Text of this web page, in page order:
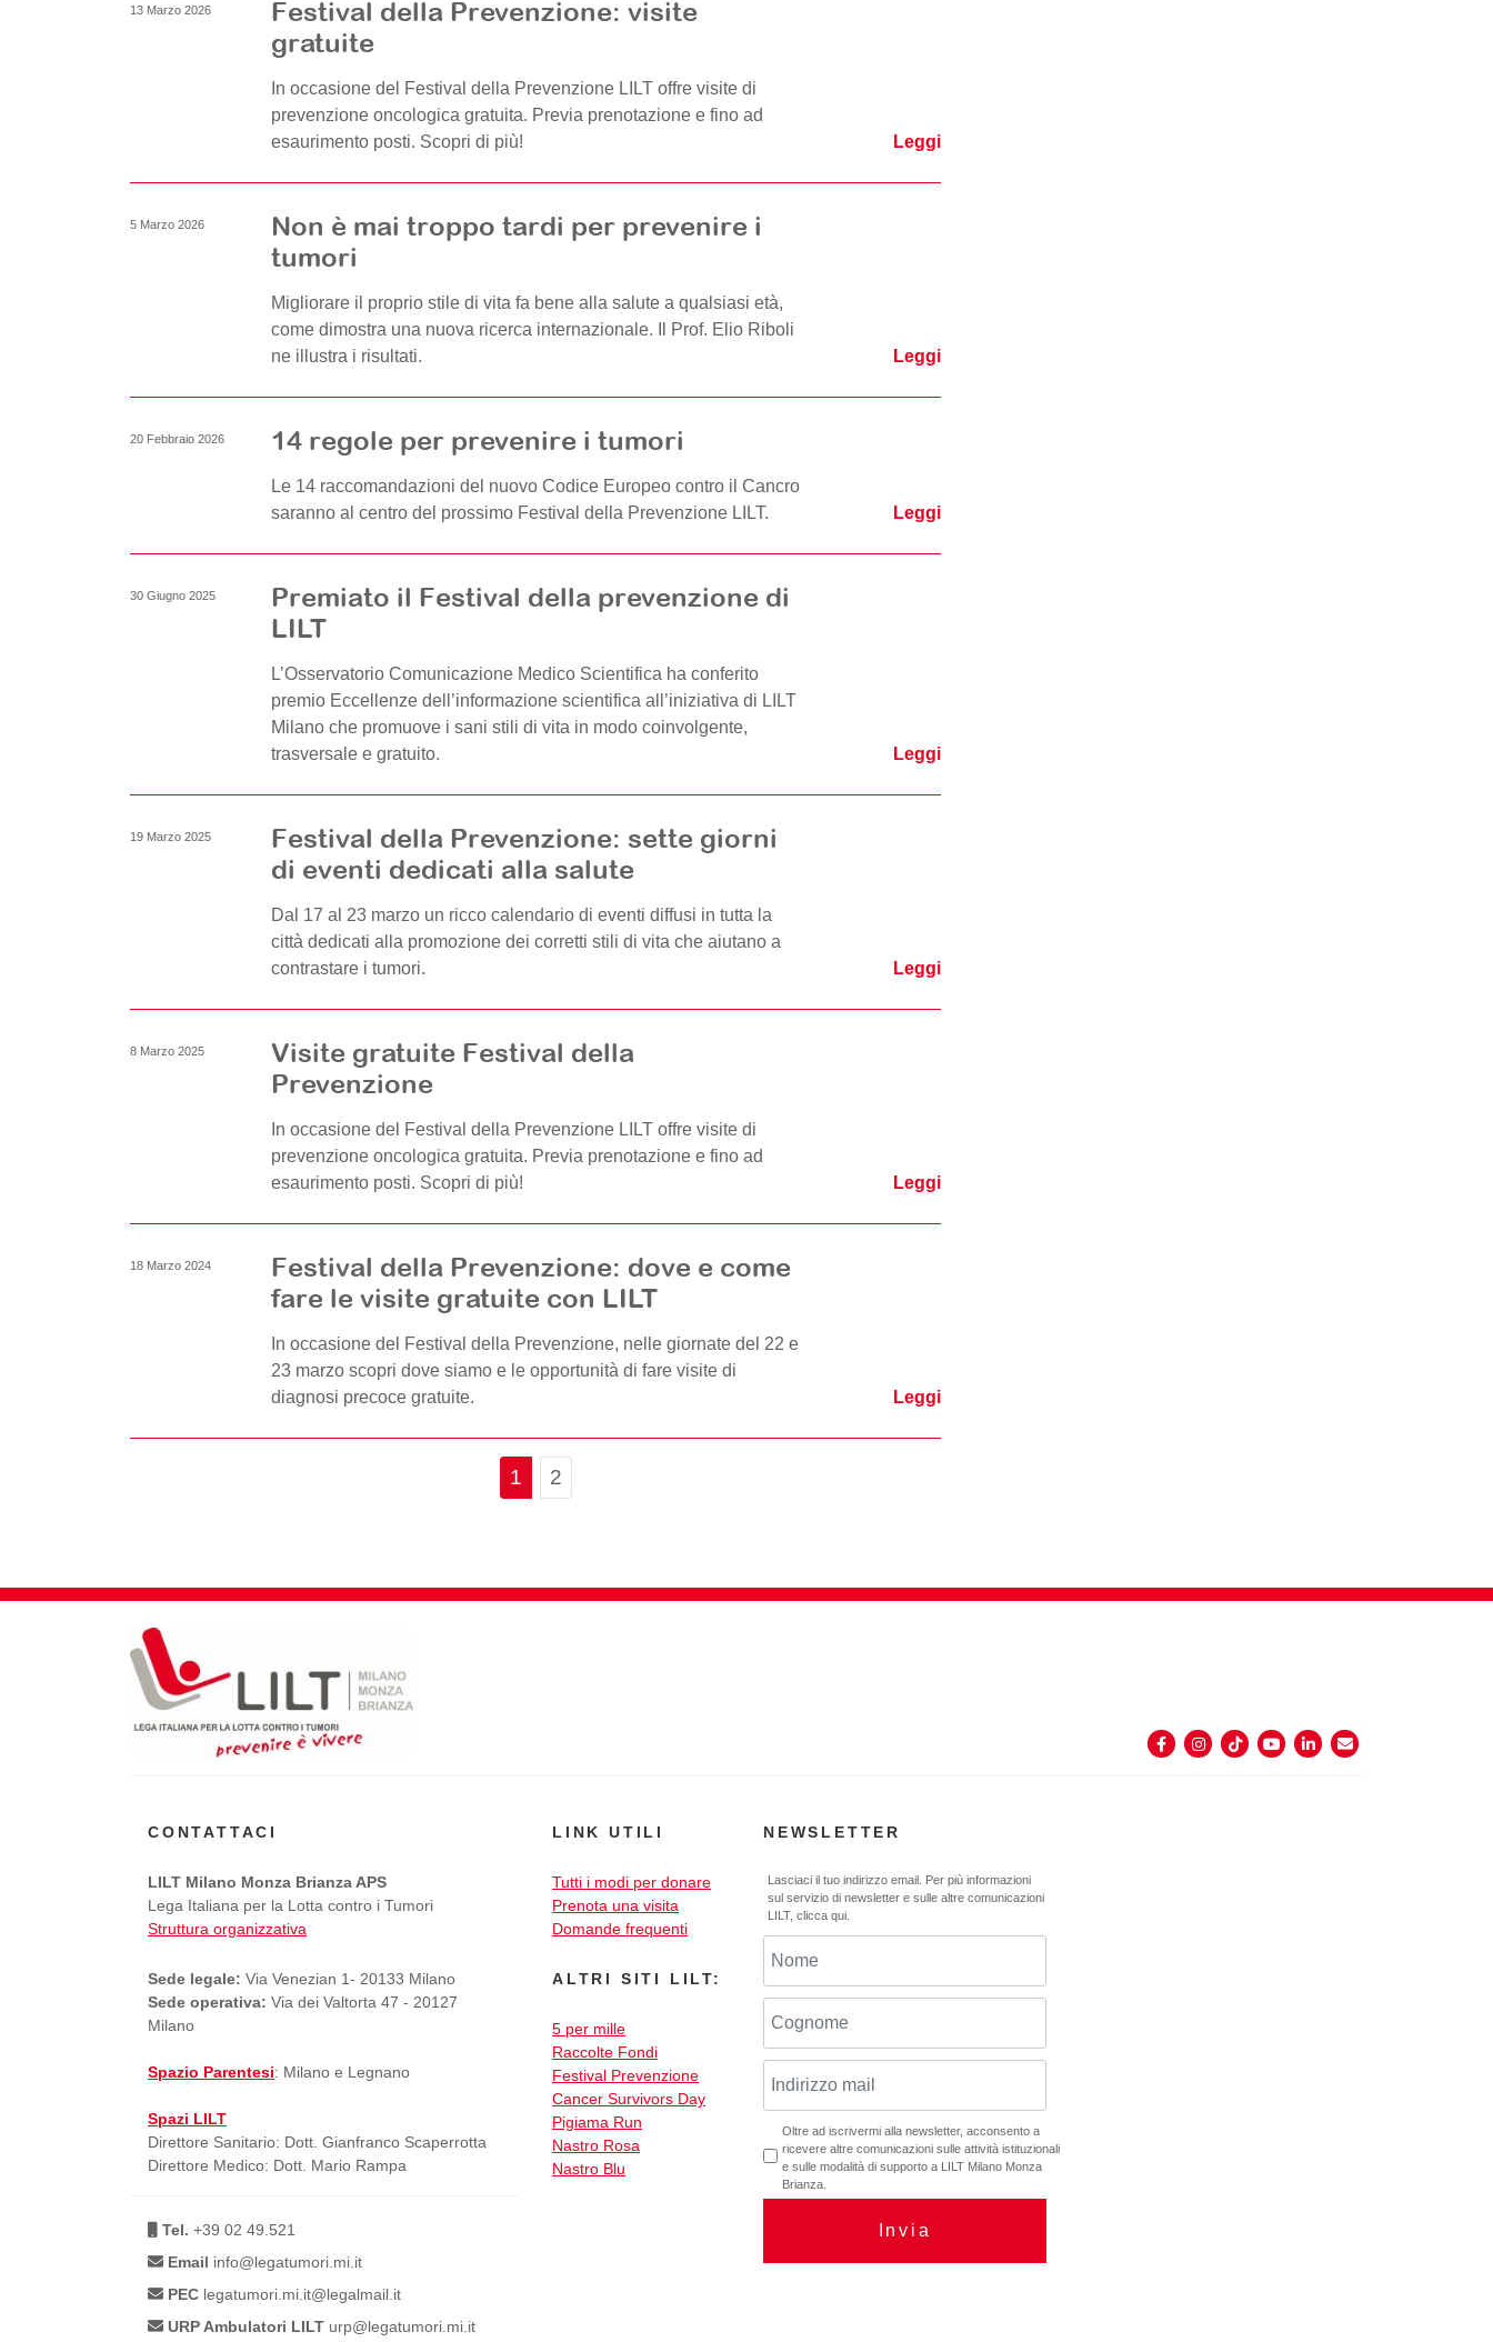
13 Marzo 2026
Festival della Prevenzione: visite
gratuite
In occasione del Festival della Prevenzione LILT offre visite di
prevenzione oncologica gratuita. Previa prenotazione e fino ad
esaurimento posti. Scopri di più!
Leggi
5 Marzo 2026
Non è mai troppo tardi per prevenire i
tumori
Migliorare il proprio stile di vita fa bene alla salute a qualsiasi età,
come dimostra una nuova ricerca internazionale. Il Prof. Elio Riboli
ne illustra i risultati.
Leggi
20 Febbraio 2026 14 regole per prevenire i tumori
Le 14 raccomandazioni del nuovo Codice Europeo contro il Cancro
saranno al centro del prossimo Festival della Prevenzione LILT.
Leggi
30 Giugno 2025
Premiato il Festival della prevenzione di
LILT
L’Osservatorio Comunicazione Medico Scientifica ha conferito
premio Eccellenze dell’informazione scientifica all’iniziativa di LILT
Milano che promuove i sani stili di vita in modo coinvolgente,
trasversale e gratuito.
Leggi
19 Marzo 2025
Festival della Prevenzione: sette giorni
di eventi dedicati alla salute
Dal 17 al 23 marzo un ricco calendario di eventi diffusi in tutta la
città dedicati alla promozione dei corretti stili di vita che aiutano a
contrastare i tumori.
Leggi
8 Marzo 2025
Visite gratuite Festival della
Prevenzione
In occasione del Festival della Prevenzione LILT offre visite di
prevenzione oncologica gratuita. Previa prenotazione e fino ad
esaurimento posti. Scopri di più!
Leggi
18 Marzo 2024
Festival della Prevenzione: dove e come
fare le visite gratuite con LILT
In occasione del Festival della Prevenzione, nelle giornate del 22 e
23 marzo scopri dove siamo e le opportunità di fare visite di
diagnosi precoce gratuite.
Leggi
Page navigation
Current Page
1 Page
2
CONTATTACI
LILT Milano Monza Brianza APS
Lega Italiana per la Lotta contro i Tumori
Struttura organizzativa
Sede legale: Via Venezian 1- 20133 Milano
Sede operativa: Via dei Valtorta 47 - 20127
Milano
Spazio Parentesi: Milano e Legnano
Spazi LILT
Direttore Sanitario: Dott. Gianfranco Scaperrotta
Direttore Medico: Dott. Mario Rampa
Tel. +39 02 49.521
Email info@legatumori.mi.it
PEC legatumori.mi.it@legalmail.it
URP Ambulatori LILT urp@legatumori.mi.it
LINK UTILI
Tutti i modi per donare
Prenota una visita
Domande frequenti
ALTRI SITI LILT:
5 per mille
Raccolte Fondi
Festival Prevenzione
Cancer Survivors Day
Pigiama Run
Nastro Rosa
Nastro Blu
NEWSLETTER
Lasciaci il tuo indirizzo email. Per più informazioni
sul servizio di newsletter e sulle altre comunicazioni
LILT, clicca qui
Oltre ad iscrivermi alla newsletter, acconsento a
ricevere altre comunicazioni sulle attività istituzionali
e sulle modalità di supporto a LILT Milano Monza
Brianza.
Invia